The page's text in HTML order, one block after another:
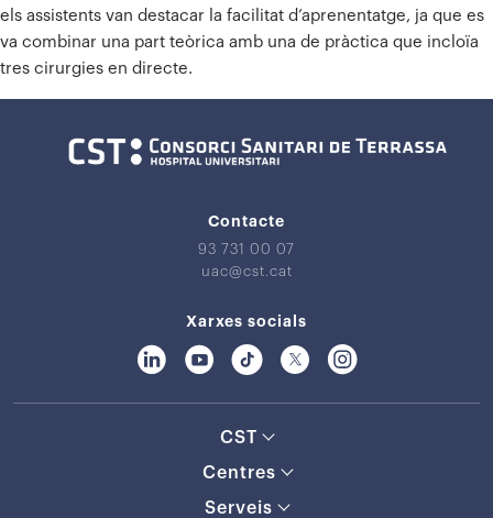
els assistents van destacar la facilitat d’aprenentatge, ja que es
va combinar una part teòrica amb una de pràctica que incloïa
tres cirurgies en directe.
Contacte
93 731 00 07
uac@cst.cat
Xarxes socials
CST
Centres
Serveis